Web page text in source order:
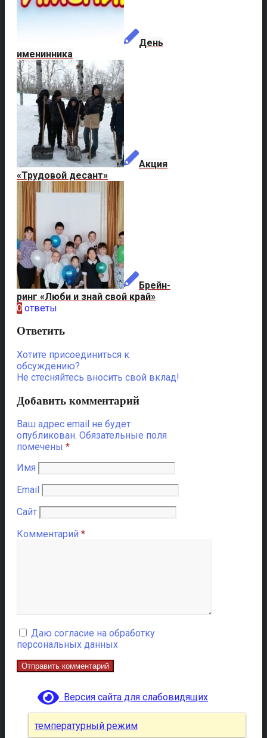
День
именинника
Акция
«Трудовой десант»
Брейн-
ринг «Люби и знай свой край»
0 ответы
Ответить
Хотите присоединиться к
обсуждению?
Не стесняйтесь вносить свой вклад!
Добавить комментарий
Ваш адрес email не будет
опубликован. Обязательные поля
помечены *
Имя
Email
Сайт
Комментарий *
Даю согласие на обработку
персональных данных
Версия сайта для слабовидящих
температурный режим